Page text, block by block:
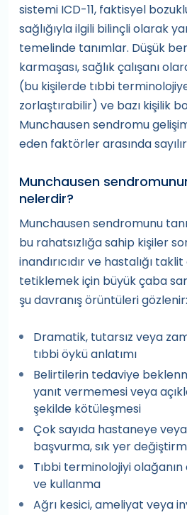
sistemi ICD-11, faktisyel
sağlığıyla ilgili bilinçli olarak
temelinde tanımlar. Düşük
karmaşası, sağlık çalışanı
(bu kişilerde tıbbi terminolojiye
zorlaştırabilir) ve bazı kişilik
Munchausen sendromu
eden faktörler arasında
Munchausen
nelerdir?
Munchausen sendromunu
bu rahatsızlığa sahip kişiler
inandırıcıdır ve hastalığı
tetiklemek için büyük çaba
şu davranış örüntüleri gözlenir:
Dramatik, tutarsız veya
tıbbi öykü anlatımı
Belirtilerin tedaviye
yanıt vermemesi veya
şekilde kötüleşmesi
Çok sayıda hastaneye
başvurma, sık yer
Tıbbi terminolojiyi olağanın
ve kullanma
Ağrı kesici, ameliyat veya